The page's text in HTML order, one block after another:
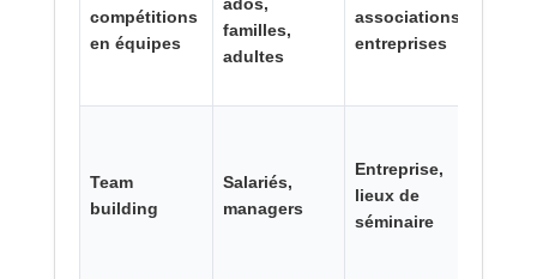
compétitions
en équipes
familles,
adultes
associations,
entreprises
Team
building
Salariés,
managers
Entreprise,
lieux de
séminaire